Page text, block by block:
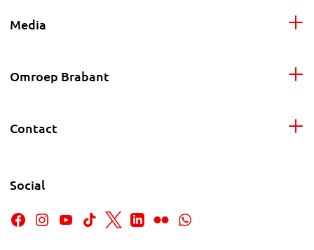
Media
Omroep Brabant
Contact
Social